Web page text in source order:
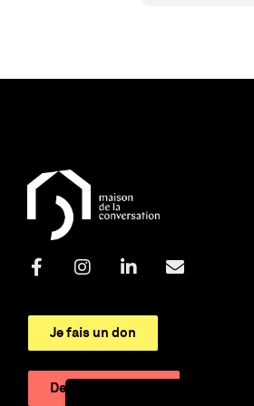
Je fais un don
Devenir adhérent